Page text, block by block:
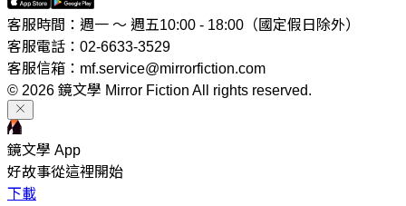
客服時間：週一 ～ 週五10:00 - 18:00（國定假日除外）
客服電話：02-6633-3529
客服信箱：mf.service@mirrorfiction.com
© 2026 鏡文學 Mirror Fiction All rights reserved.
鏡文學 App
好故事從這裡開始
下載